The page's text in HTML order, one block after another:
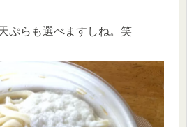
ぷらも選べますしね。笑